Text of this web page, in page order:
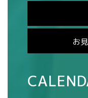
お